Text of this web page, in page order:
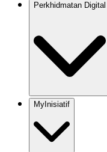
Perkhidmatan Digital
MyInisiatif